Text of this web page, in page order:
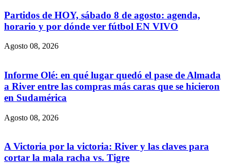
Partidos de HOY, sábado 8 de agosto: agenda,
horario y por dónde ver fútbol EN VIVO
Agosto 08, 2026
Informe Olé: en qué lugar quedó el pase de Almada
a River entre las compras más caras que se hicieron
en Sudamérica
Agosto 08, 2026
A Victoria por la victoria: River y las claves para
cortar la mala racha vs. Tigre